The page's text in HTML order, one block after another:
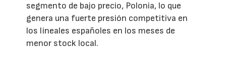
segmento de bajo precio, Polonia, lo que
genera una fuerte presión competitiva en
los lineales españoles en los meses de
menor stock local.